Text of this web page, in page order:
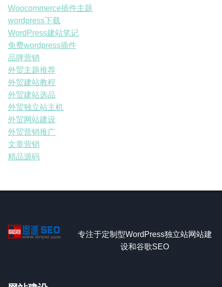
Woocommerce插件主题
wordpress下载
WordPress建站笔记
免费wordpress插件
品牌营销
外贸主题推荐
外贸建站教程
外贸建站选品
外贸独立站主机
外贸网站建设
外贸营销推广
文章营销
精品源码
专注于定制型WordPress独立站网站建
设和谷歌SEO